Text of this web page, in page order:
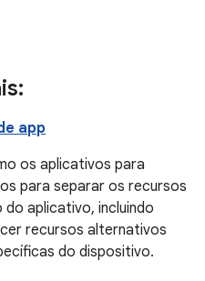
app
os aplicativos para
para separar os recursos
aplicativo, incluindo
recursos alternativos
do dispositivo.